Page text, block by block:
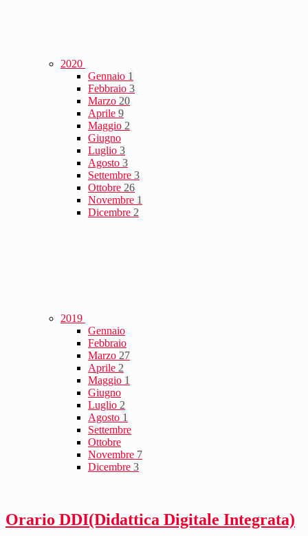
2020
Gennaio 1
Febbraio 3
Marzo 20
Aprile 9
Maggio 2
Giugno
Luglio 3
Agosto 3
Settembre 3
Ottobre 26
Novembre 1
Dicembre 2
2019
Gennaio
Febbraio
Marzo 27
Aprile 2
Maggio 1
Giugno
Luglio 2
Agosto 1
Settembre
Ottobre
Novembre 7
Dicembre 3
Orario DDI(Didattica Digitale Integrata)